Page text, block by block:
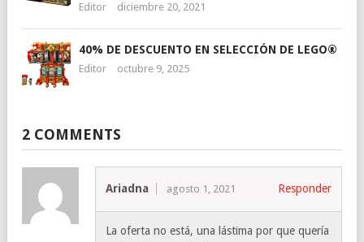
Editor diciembre 20, 2021
40% DE DESCUENTO EN SELECCIÓN DE LEGO®
Editor octubre 9, 2025
2 COMMENTS
Ariadna agosto 1, 2021 Responder
La oferta no está, una lástima por que quería